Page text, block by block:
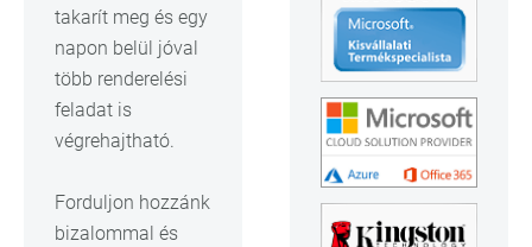
takarít meg és egy
napon belül jóval
több renderelési
feladat is
végrehajtható.
Forduljon hozzánk
bizalommal és